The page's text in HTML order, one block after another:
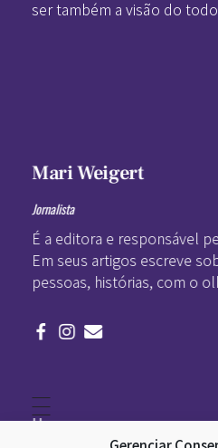
ser também a visão do
Mari Weigert
Jornalista
É a editora e responsável
Em seus artigos escreve
pessoas, histórias, com o
Home